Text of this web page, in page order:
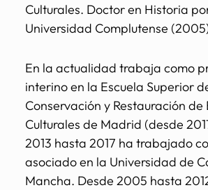
Culturales. Doctor en Historia
Universidad Complutense
En la actualidad trabaja como
interino en la Escuela Superior
Conservación y Restauración de
Culturales de Madrid (desde
2013 hasta 2017 ha trabajado
asociado en la Universidad de
Mancha. Desde 2005 hasta